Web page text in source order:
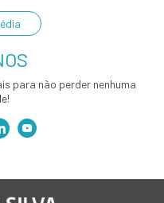
para não perder nenhuma